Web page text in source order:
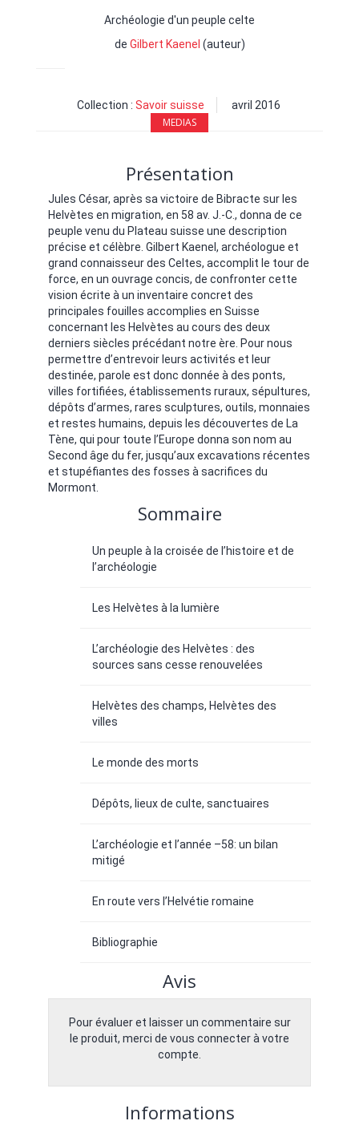
Archéologie d'un peuple celte
de Gilbert Kaenel (auteur)
Collection : Savoir suisse avril 2016
MEDIAS
Présentation
Jules César, après sa victoire de Bibracte sur les
Helvètes en migration, en 58 av. J.-C., donna de ce
peuple venu du Plateau suisse une description
précise et célèbre. Gilbert Kaenel, archéologue et
grand connaisseur des Celtes, accomplit le tour de
force, en un ouvrage concis, de confronter cette
vision écrite à un inventaire concret des
principales fouilles accomplies en Suisse
concernant les Helvètes au cours des deux
derniers siècles précédant notre ère. Pour nous
permettre d’entrevoir leurs activités et leur
destinée, parole est donc donnée à des ponts,
villes fortifiées, établissements ruraux, sépultures,
dépôts d’armes, rares sculptures, outils, monnaies
et restes humains, depuis les découvertes de La
Tène, qui pour toute l’Europe donna son nom au
Second âge du fer, jusqu’aux excavations récentes
et stupéfiantes des fosses à sacrifices du
Mormont.
Sommaire
Un peuple à la croisée de l’histoire et de
l’archéologie
Les Helvètes à la lumière
L’archéologie des Helvètes : des
sources sans cesse renouvelées
Helvètes des champs, Helvètes des
villes
Le monde des morts
Dépôts, lieux de culte, sanctuaires
L’archéologie et l’année –58: un bilan
mitigé
En route vers l’Helvétie romaine
Bibliographie
Avis
Pour évaluer et laisser un commentaire sur
le produit, merci de vous connecter à votre
compte.
Informations